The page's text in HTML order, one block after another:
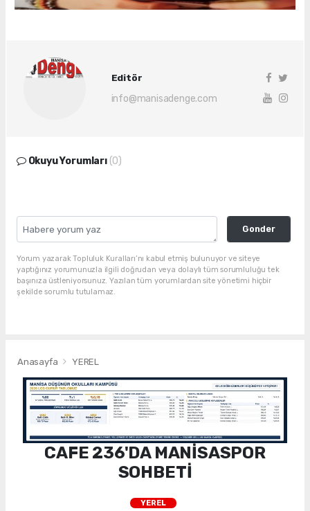
Editör
info@manisadenge.com
Okuyu Yorumları (0)
Gonder
Yorum yazarak Topluluk Kuralları’nı kabul etmiş bulunuyor ve siteye
yaptığınız yorumunuzla ilgili doğrudan veya dolaylı tüm sorumluluğu tek
başınıza üstleniyorsunuz. Yazılan tüm yorumlardan site yönetimi hiçbir
şekilde sorumlu tutulamaz.
Anasayfa YEREL
CAFE 236'DA MANİSASPOR
SOHBETİ
YEREL